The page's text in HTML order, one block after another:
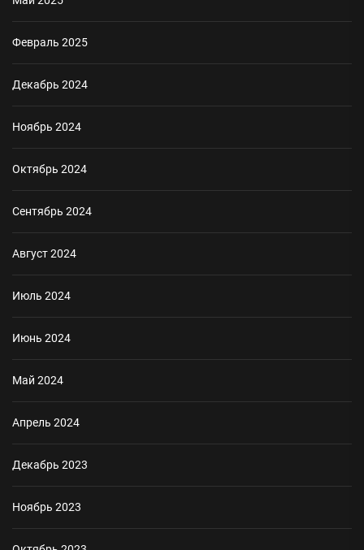
Февраль 2025
Декабрь 2024
Ноябрь 2024
Октябрь 2024
Сентябрь 2024
Август 2024
Июль 2024
Июнь 2024
Май 2024
Апрель 2024
Декабрь 2023
Ноябрь 2023